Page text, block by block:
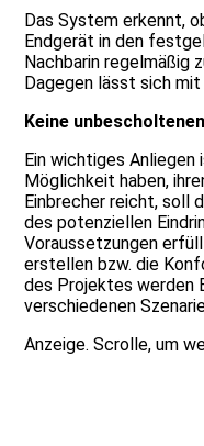
Das System erkennt,
Endgerät in den
Nachbarin regelmäßig
Dagegen lässt sich
Keine
Ein wichtiges
Möglichkeit haben,
Einbrecher reicht, soll
des potenziellen
Voraussetzungen
erstellen bzw. die
des Projektes werden
verschiedenen
Anzeige. Scrolle, um